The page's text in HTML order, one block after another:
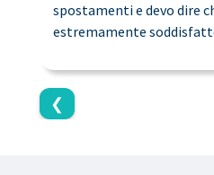
❮
spostamenti e devo dire
estremamente